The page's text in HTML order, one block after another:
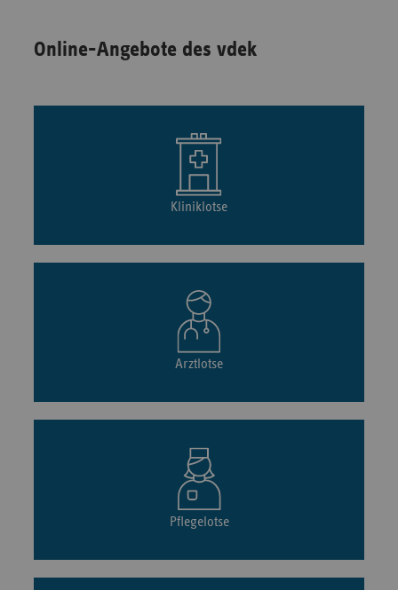
Online-Angebote des vdek
Kliniklotse
Arztlotse
Pflegelotse